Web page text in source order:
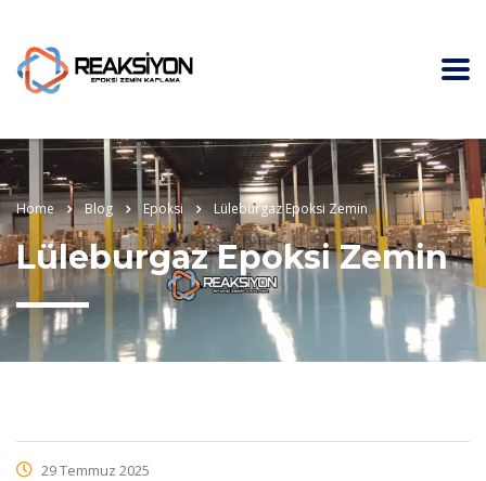
Home Blog Epoksi Lüleburgaz Epoksi Zemin
Lüleburgaz Epoksi Zemin
29 Temmuz 2025